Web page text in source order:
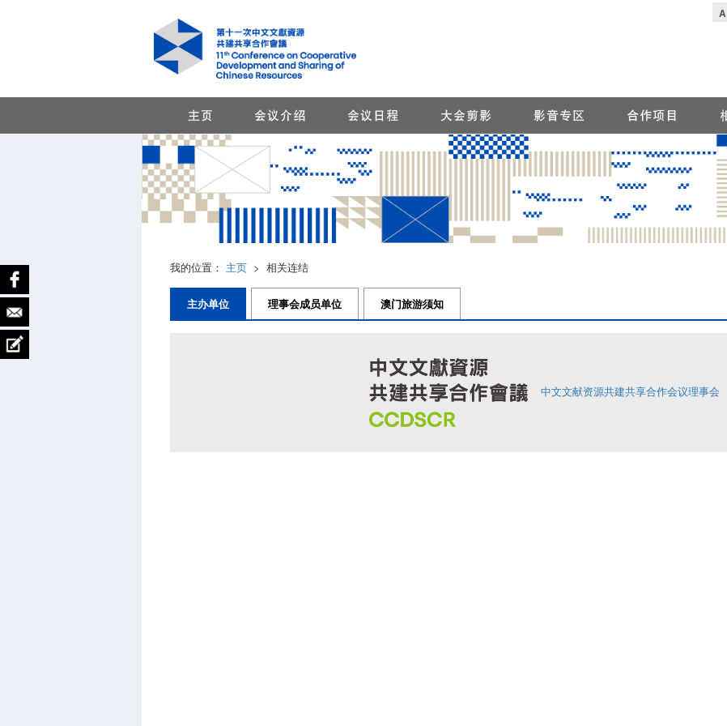
A
我的位置： 主页> 相关连结
主办单位 理事会成员单位 澳门旅游须知
中文文献资源共建共享合作会议理事会